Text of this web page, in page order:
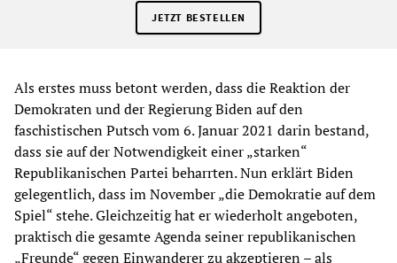
JETZT BESTELLEN
Als erstes muss betont werden, dass die Reaktion der
Demokraten und der Regierung Biden auf den
faschistischen Putsch vom 6. Januar 2021 darin bestand,
dass sie auf der Notwendigkeit einer „starken“
Republikanischen Partei beharrten. Nun erklärt Biden
gelegentlich, dass im November „die Demokratie auf dem
Spiel“ stehe. Gleichzeitig hat er wiederholt angeboten,
praktisch die gesamte Agenda seiner republikanischen
„Freunde“ gegen Einwanderer zu akzeptieren – als